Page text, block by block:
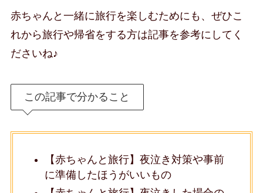
赤ちゃんと一緒に旅行を楽しむためにも、ぜひこ
れから旅行や帰省をする方は記事を参考にしてく
ださいね♪
この記事で分かること
【赤ちゃんと旅行】夜泣き対策や事前
に準備したほうがいいもの